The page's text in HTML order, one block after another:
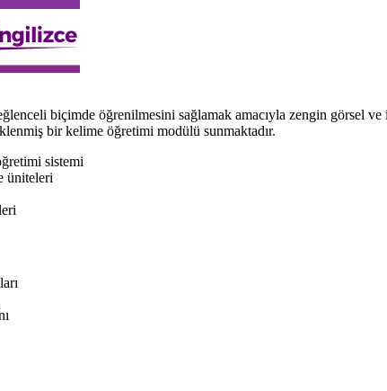
biçimde öğrenilmesini sağlamak amacıyla zengin görsel ve
bir kelime öğretimi modülü sunmaktadır.
sistemi
üniteleri